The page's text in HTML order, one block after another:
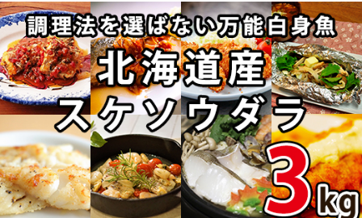
TOP 加工食品 ほかの加工食品 楽しみ方は10通り！メニュ